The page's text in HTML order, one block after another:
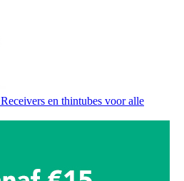
Receivers en thintubes voor alle